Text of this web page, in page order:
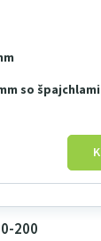
so špajchlami
200